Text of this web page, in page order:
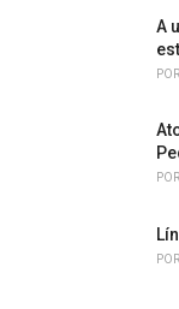
A
POR
POR
POR